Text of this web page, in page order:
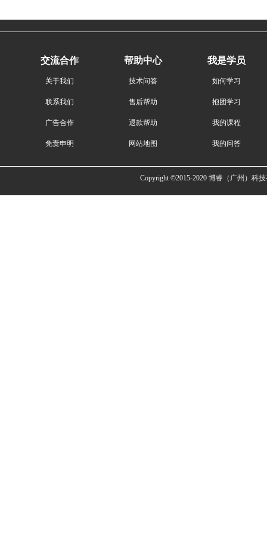
交流合作
关于我们
联系我们
广告合作
免责申明
帮助中心
技术问答
售后帮助
退款帮助
网站地图
我是学员
如何学习
抱团学习
我的课程
我的问答
Copyright ©2015-2020 博睿（广州）科